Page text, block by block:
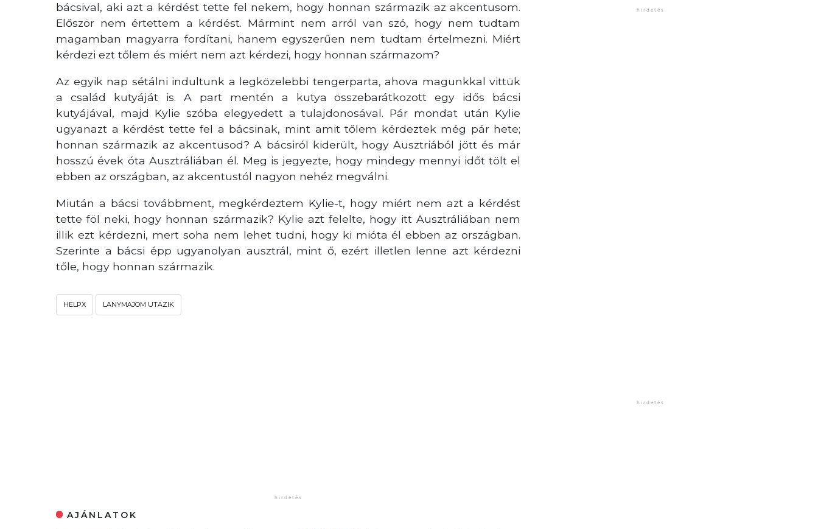
bácsival, aki azt a kérdést tette fel nekem, hogy honnan származik az akcentusom.
Először nem értettem a kérdést. Mármint nem arról van szó, hogy nem tudtam
magamban magyarra fordítani, hanem egyszerűen nem tudtam értelmezni. Miért
kérdezi ezt tőlem és miért nem azt kérdezi, hogy honnan származom?
Az egyik nap sétálni indultunk a legközelebbi tengerparta, ahova magunkkal vittük
a család kutyáját is. A part mentén a kutya összebarátkozott egy idős bácsi
kutyájával, majd Kylie szóba elegyedett a tulajdonosával. Pár mondat után Kylie
ugyanazt a kérdést tette fel a bácsinak, mint amit tőlem kérdeztek még pár hete;
honnan származik az akcentusod? A bácsiról kiderült, hogy Ausztriából jött és már
hosszú évek óta Ausztráliában él. Meg is jegyezte, hogy mindegy mennyi időt tölt el
ebben az országban, az akcentustól nagyon nehéz megválni.
Miután a bácsi továbbment, megkérdeztem Kylie-t, hogy miért nem azt a kérdést
tette föl neki, hogy honnan származik? Kylie azt felelte, hogy itt Ausztráliában nem
illik ezt kérdezni, mert soha nem lehet tudni, hogy ki mióta él ebben az országban.
Szerinte a bácsi épp ugyanolyan ausztrál, mint ő, ezért illetlen lenne azt kérdezni
tőle, hogy honnan származik.
HELPX LANYMAJOM UTAZIK
AJÁNLATOK